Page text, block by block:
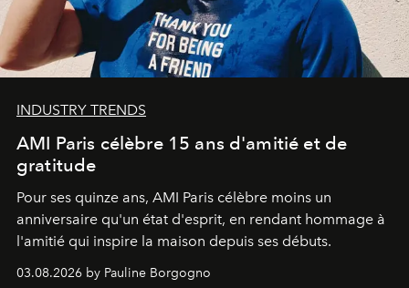
INDUSTRY TRENDS
AMI Paris célèbre 15 ans d'amitié et de
gratitude
Pour ses quinze ans, AMI Paris célèbre moins un
anniversaire qu'un état d'esprit, en rendant hommage à
l'amitié qui inspire la maison depuis ses débuts.
03.08.2026 by Pauline Borgogno